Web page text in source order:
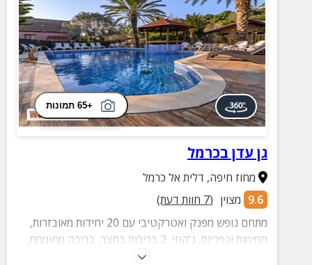
+65 תמונות
גן עדן בכרמל
מחוז חיפה, דלית אל כרמל
9.6 מצוין (
7 חוות דעת)
מתחם נופש מפנק ואטרקטיבי עם 20 יחידות מאובזרות,
חמימות וכפריות, ג'קוזי, 2 בריכות בחצר, בריכה מחוממת,
עמדת מנגל, חצר מטופחת ומרווחת, ושפע פינוקים.